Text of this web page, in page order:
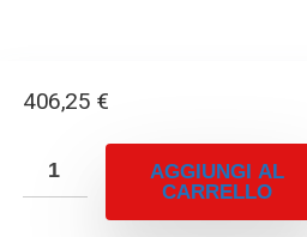
406,25 €
AGGIUNGI AL
CARRELLO